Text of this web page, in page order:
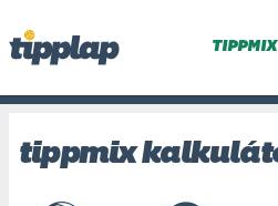
tippmix